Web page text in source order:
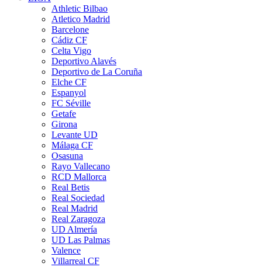
Athletic Bilbao
Atletico Madrid
Barcelone
Cádiz CF
Celta Vigo
Deportivo Alavés
Deportivo de La Coruña
Elche CF
Espanyol
FC Séville
Getafe
Girona
Levante UD
Málaga CF
Osasuna
Rayo Vallecano
RCD Mallorca
Real Betis
Real Sociedad
Real Madrid
Real Zaragoza
UD Almería
UD Las Palmas
Valence
Villarreal CF